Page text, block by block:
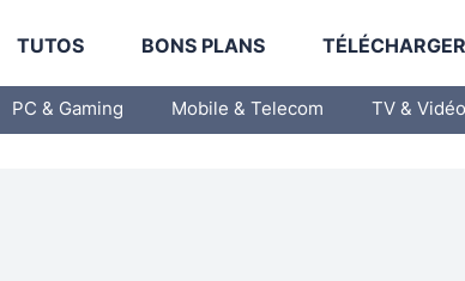
TUTOS BONS PLANS
PC & Gaming Mobile & Telecom TV & Vidéo